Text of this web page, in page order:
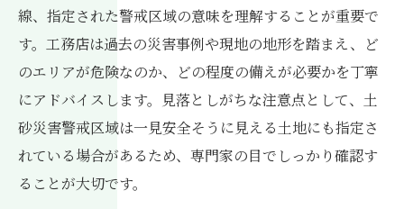
線、指定された警戒区域の意味を理解することが重要で
す。工務店は過去の災害事例や現地の地形を踏まえ、ど
のエリアが危険なのか、どの程度の備えが必要かを丁寧
にアドバイスします。見落としがちな注意点として、土
砂災害警戒区域は一見安全そうに見える土地にも指定さ
れている場合があるため、専門家の目でしっかり確認す
ることが大切です。